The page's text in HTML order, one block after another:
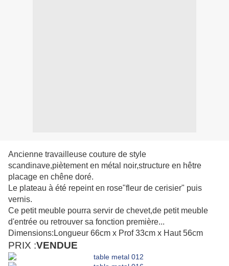
Ancienne travailleuse couture de style
scandinave,piètement en métal noir,structure en hêtre
placage en chêne doré.
Le plateau à été repeint en rose"fleur de cerisier" puis
vernis.
Ce petit meuble pourra servir de chevet,de petit meuble
d'entrée ou retrouver sa fonction première...
Dimensions:Longueur 66cm x Prof 33cm x Haut 56cm
PRIX :VENDUE